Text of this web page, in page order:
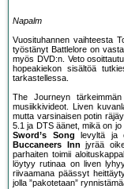
Napalm
Vuosituhannen vaihteesta
työstänyt Battlelore on
myös DVD:n. Veto
hopeakiekon sisältöä
tarkastellessa.
The Journeyn
musiikkivideot. Liven
mutta varsinaisen potin
5.1 ja DTS äänet, mikä on
Sword’s Song levyltä ja
Buccaneers Inn jyrää
parhaiten toimii
löytyy rutinaa on liven
riivaamana päässyt
jolla ”pakotetaan”